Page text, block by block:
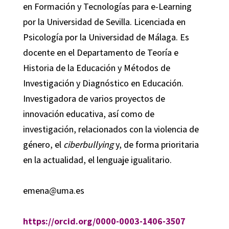
en Formación y Tecnologías para e-Learning
por la Universidad de Sevilla. Licenciada en
Psicología por la Universidad de Málaga. Es
docente en el Departamento de Teoría e
Historia de la Educación y Métodos de
Investigación y Diagnóstico en Educación.
Investigadora de varios proyectos de
innovación educativa, así como de
investigación, relacionados con la violencia de
género, el ciberbullyingy, de forma prioritaria
en la actualidad, el lenguaje igualitario.
emena@uma.es
https://orcid.org/0000-0003-1406-3507